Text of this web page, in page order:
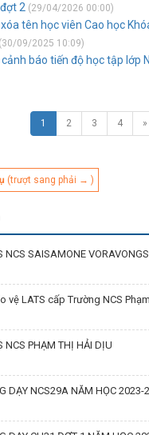
2 (29/04/2026 00:00)
tên học viên Cao học
(30/09/2025 10:09)
báo tiến độ học tập lớp
1 2 3 4 »
(trượt sang phải → )
NCS SAISAMONE
vệ LATS cấp Trường NCS
NCS PHẠM THỊ HẢI DỊU
DẠY NCS29A NĂM HỌC 2023-